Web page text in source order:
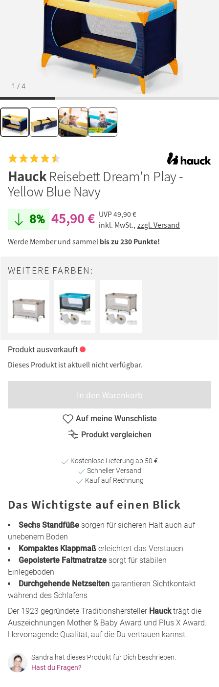
1 / 4
HauckReisebett Dream'n Play -
Yellow Blue Navy
8% 45,90 € UVP49,90 €
inkl. MwSt., zzgl. Versand
Werde Member und sammel bis zu 230 Punkte!
WEITERE FARBEN:
Produkt ausverkauft
Dieses Produkt ist aktuell nicht verfügbar.
In den Warenkorb
Auf meine Wunschliste
Produkt vergleichen
Kostenlose Lieferung ab 50 €
Schneller Versand
Kauf auf Rechnung
Das Wichtigste auf einen Blick
Sechs Standfüße sorgen für sicheren Halt auch auf
unebenem Boden
Kompaktes Klappmaß erleichtert das Verstauen
Gepolsterte Faltmatratze sorgt für stabilen
Einlegeboden
Durchgehende Netzseiten garantieren Sichtkontakt
während des Schlafens
Der 1923 gegründete Traditionshersteller Hauckträgt die
Auszeichnungen Mother & Baby Award und Plus X Award.
Hervorragende Qualität, auf die Du vertrauen kannst.
Sandra hat dieses Produkt für Dich beschrieben.
Hast du Fragen?